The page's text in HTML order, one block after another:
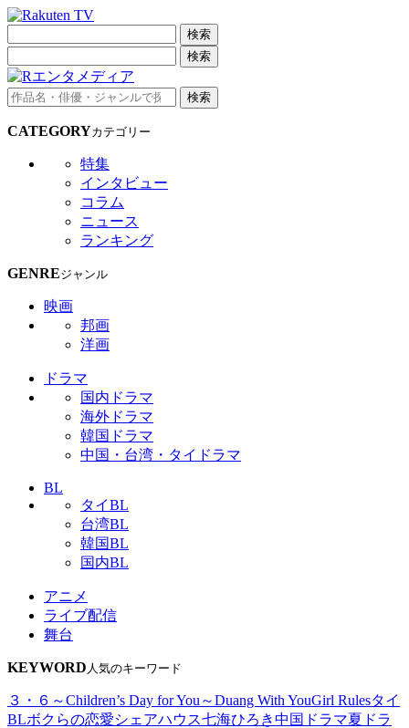
検索
検索
検索
CATEGORYカテゴリー
特集
インタビュー
コラム
ニュース
ランキング
GENREジャンル
映画
邦画
洋画
ドラマ
国内ドラマ
海外ドラマ
韓国ドラマ
中国・台湾・タイドラマ
BL
タイBL
台湾BL
韓国BL
国内BL
アニメ
ライブ配信
舞台
KEYWORD 人気のキーワード
３・６～Children’s Day for You～Duang With YouGirl Rulesタイ
BLボクらの恋愛シェアハウス七海ひろき中国ドラマ夏ドラ